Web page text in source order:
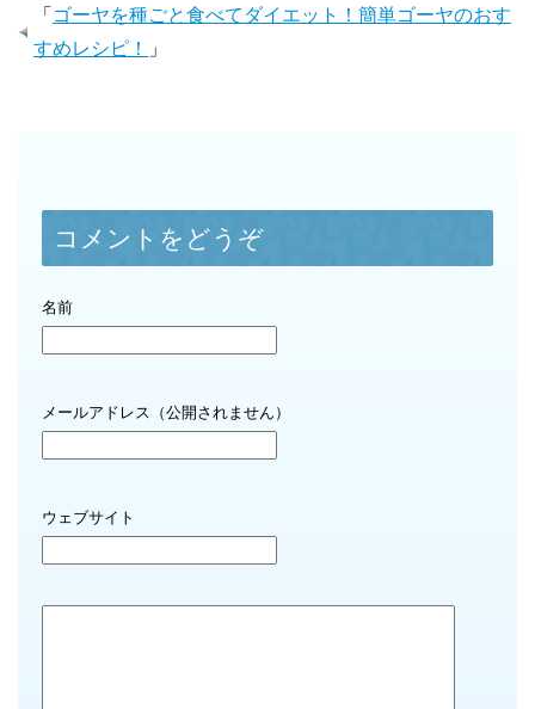
「 ゴーヤを種ごと食べてダイエット！簡単ゴーヤのおす
すめレシピ！
」
コメントをどうぞ
名前
メールアドレス（公開されません）
ウェブサイト